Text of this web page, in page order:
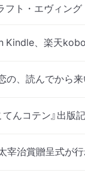
フト・エヴィン
Kindle、楽天
の、読んでから
てんコテン』出
宰治賞贈呈式が